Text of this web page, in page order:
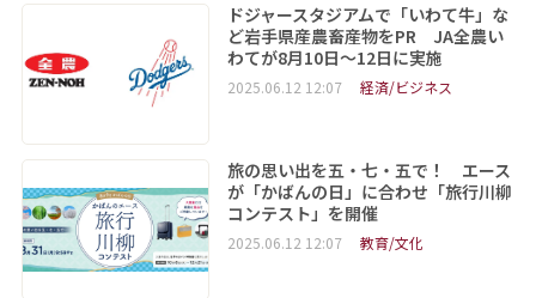
ドジャースタジアムで「いわて牛」な
ど岩手県産農畜産物をPR JA全農い
わてが8月10日～12日に実施
2025.06.12 12:07 経済/ビジネス
旅の思い出を五・七・五で！ エース
が「かばんの日」に合わせ「旅行川柳
コンテスト」を開催
2025.06.12 12:07 教育/文化